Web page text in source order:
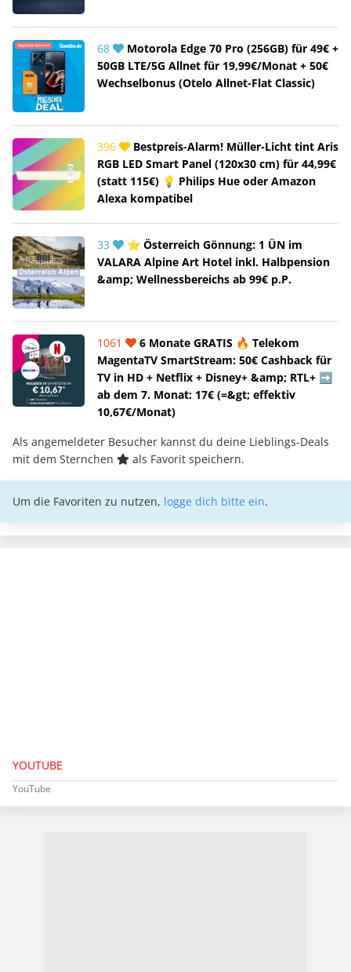
68
Motorola Edge 70 Pro (256GB) für 49€ +
50GB LTE/5G Allnet für 19,99€/Monat + 50€
Wechselbonus (Otelo Allnet-Flat Classic)
396
Bestpreis-Alarm! Müller-Licht tint Aris
RGB LED Smart Panel (120x30 cm) für 44,99€
(statt 115€) 💡 Philips Hue oder Amazon
Alexa kompatibel
33
⭐ Österreich Gönnung: 1 ÜN im
VALARA Alpine Art Hotel inkl. Halbpension
&amp; Wellnessbereichs ab 99€ p.P.
1061
6 Monate GRATIS 🔥 Telekom
MagentaTV SmartStream: 50€ Cashback für
TV in HD + Netflix + Disney+ &amp; RTL+ ➡️
ab dem 7. Monat: 17€ (=&gt; effektiv
10,67€/Monat)
Als angemeldeter Besucher kannst du deine Lieblings-Deals
mit dem Sternchen
als Favorit speichern.
Um die Favoriten zu nutzen, logge dich bitte ein.
YOUTUBE
YouTube